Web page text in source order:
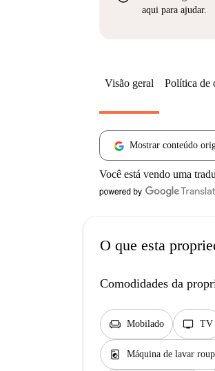
aqui para ajudar.
Visão geral Política de
Mostrar conteúdo
Você está vendo uma
O que esta
Comodidades da
chair Mobilado tv TV
local_laundry_service Máquina de lavar